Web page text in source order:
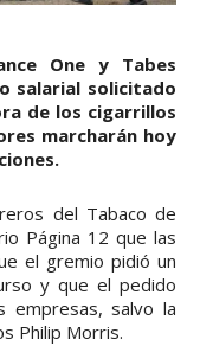
One y Tabes
salarial solicitado
de los cigarrillos
marcharán hoy
del Tabaco de
Página 12 que las
el gremio pidió un
y que el pedido
empresas, salvo la
Philip Morris.